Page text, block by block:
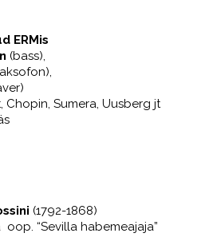
ERMis
(bass),
,
Chopin, Sumera, Uusberg jt
(1792-1868)
oop. “Sevilla habemeajaja”